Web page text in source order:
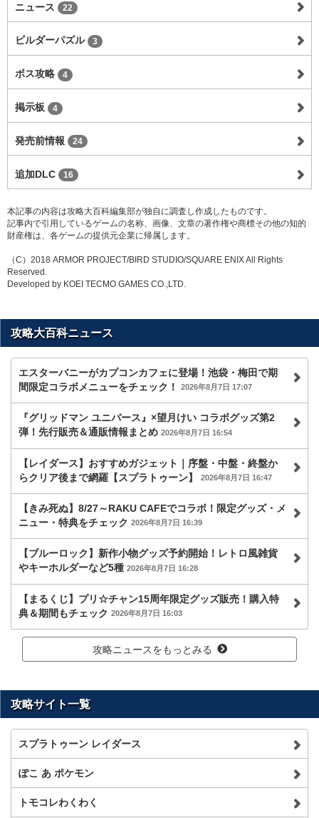
ニュース 22
ビルダーパズル 3
ボス攻略 4
掲示板 4
発売前情報 24
追加DLC 16
本記事の内容は攻略大百科編集部が独自に調査し作成したものです。
記事内で引用しているゲームの名称、画像、文章の著作権や商標その他の知的
財産権は、各ゲームの提供元企業に帰属します。
（C）2018 ARMOR PROJECT/BIRD STUDIO/SQUARE ENIX All Rights
Reserved.
Developed by KOEI TECMO GAMES CO.,LTD.
攻略大百科ニュース
エスターバニーがカプコンカフェに登場！池袋・梅田で期
間限定コラボメニューをチェック！
2026年8月7日 17:07
『グリッドマン ユニバース』×望月けい コラボグッズ第2
弾！先行販売＆通販情報まとめ 2026年8月7日 16:54
【レイダース】おすすめガジェット｜序盤・中盤・終盤か
らクリア後まで網羅【スプラトゥーン】
2026年8月7日 16:47
【きみ死ぬ】8/27～RAKU CAFEでコラボ！限定グッズ・メ
ニュー・特典をチェック 2026年8月7日 16:39
【ブルーロック】新作小物グッズ予約開始！レトロ風雑貨
やキーホルダーなど5種 2026年8月7日 16:28
【まるくじ】プリ☆チャン15周年限定グッズ販売！購入特
典＆期間もチェック 2026年8月7日 16:03
攻略ニュースをもっとみる
攻略サイト一覧
スプラトゥーン レイダース
ぽこ あ ポケモン
トモコレわくわく